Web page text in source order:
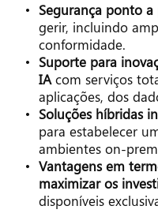
Segurança ponto
gerir, incluindo
conformidade.
Suporte para
IA com serviços
aplicações, dos
Soluções híbridas
para estabelecer
ambientes on-
Vantagens em
maximizar os
disponíveis